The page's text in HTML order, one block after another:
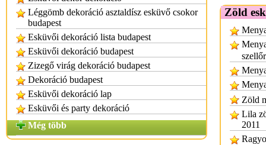
Léggömb dekoráció asztaldísz esküvő csokor
budapest
Esküvői dekoráció lista budapest
Esküvői dekoráció budapest
Zizegő virág dekoráció budapest
Dekoráció budapest
Esküvői dekoráció lap
Esküvői és party dekoráció
Még több
Zöld
Zöld
Lila
2011